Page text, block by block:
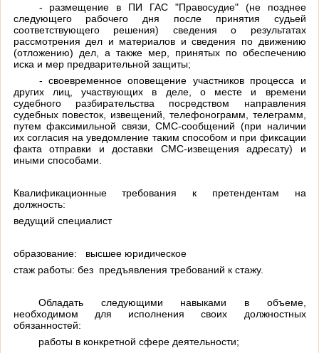
- размещение в ПИ ГАС "Правосудие" (не позднее
следующего рабочего дня после принятия судьей
соответствующего решения) сведения о результатах
рассмотрения дел и материалов и сведения по движению
(отложению) дел, а также мер, принятых по обеспечению
иска и мер предварительной защиты;
- своевременное оповещение участников процесса и
других лиц, участвующих в деле, о месте и времени
судебного разбирательства посредством направления
судебных повесток, извещений, телефонограмм, телеграмм,
путем факсимильной связи, СМС-сообщений (при наличии
их согласия на уведомление таким способом и при фиксации
факта отправки и доставки СМС-извещения адресату) и
иными способами.
Квалификационные требования к претендентам на
должность:
ведущий специалист
образование: высшее юридическое
стаж работы: без предъявления требований к стажу.
Обладать следующими навыками в объеме,
необходимом для исполнения своих должностных
обязанностей:
работы в конкретной сфере деятельности;